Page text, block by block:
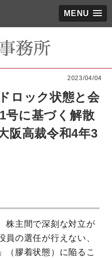
MENU
2023/04/04
ロック状態と会
号に基づく解散
阪高裁令和4年3
株主間で深刻な対立が
員の選任が行えない、
（膠着状態）に陥るこ